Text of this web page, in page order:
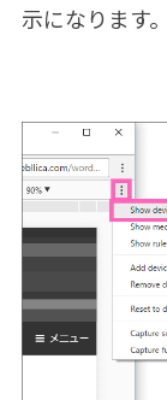
示になります。